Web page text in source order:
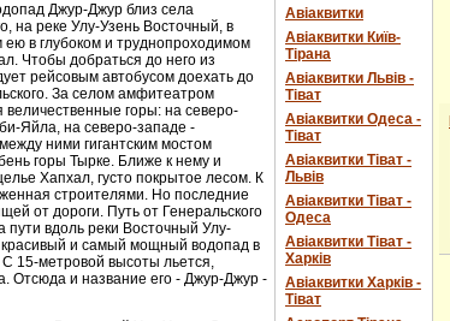
Джур-Джур близ села
на реке Улу-Узень Восточный, в
в глубоком и труднопроходимом
Чтобы добраться до него из
рейсовым автобусом доехать до
За селом амфитеатром
горы: на северо-
Яйла, на северо-западе -
ними гигантским мостом
горы Тырке. Ближе к нему и
Хапхал, густо покрытое лесом. К
строителями. Но последние
от дороги. Путь от Генеральского
пути вдоль реки Восточный Улу-
и самый мощный водопад в
15-метровой высоты льется,
Отсюда и название его - Джур-Джур -
Авіаквитки
Авіаквитки Київ-
Тірана
Авіаквитки Львів -
Тіват
Авіаквитки Одеса -
Тіват
Авіаквитки Тіват -
Львів
Авіаквитки Тіват -
Одеса
Авіаквитки Тіват -
Харків
Авіаквитки Харків -
Тіват